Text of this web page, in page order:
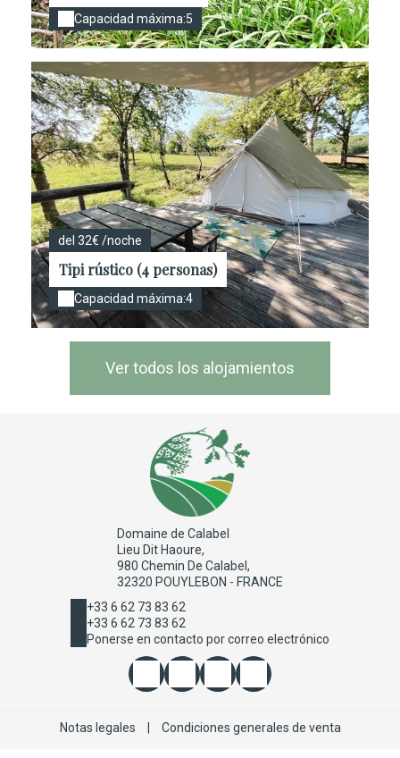
Capacidad máxima:5
del 32€ /noche
Tipi rústico (4 personas)
Capacidad máxima:4
Ver todos los alojamientos
Domaine de Calabel
Lieu Dit Haoure,
980 Chemin De Calabel,
32320 POUYLEBON - FRANCE
+33 6 62 73 83 62
+33 6 62 73 83 62
Ponerse en contacto por correo electrónico
Notas legales Condiciones generales de venta